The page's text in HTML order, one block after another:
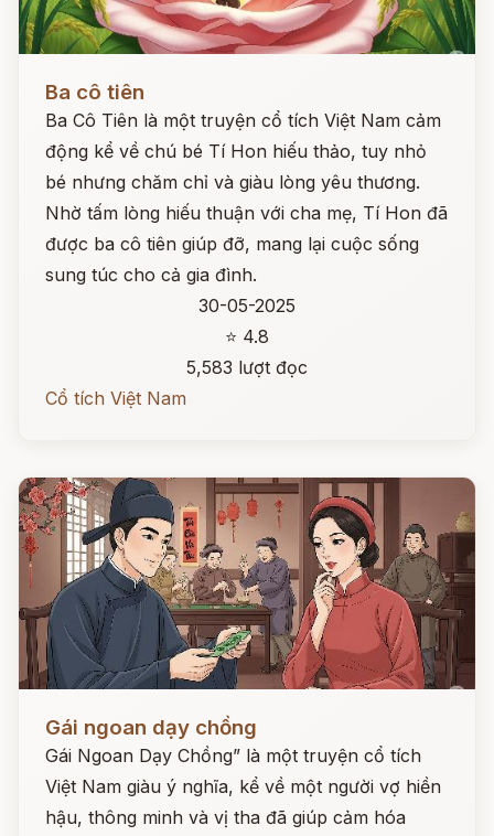
Ba cô tiên
Ba Cô Tiên là một truyện cổ tích Việt Nam cảm
động kể về chú bé Tí Hon hiếu thảo, tuy nhỏ
bé nhưng chăm chỉ và giàu lòng yêu thương.
Nhờ tấm lòng hiếu thuận với cha mẹ, Tí Hon đã
được ba cô tiên giúp đỡ, mang lại cuộc sống
sung túc cho cả gia đình.
30-05-2025
⭐ 4.8
5,583 lượt đọc
Cổ tích Việt Nam
Gái ngoan dạy chồng
Gái Ngoan Dạy Chồng” là một truyện cổ tích
Việt Nam giàu ý nghĩa, kể về một người vợ hiền
hậu, thông minh và vị tha đã giúp cảm hóa